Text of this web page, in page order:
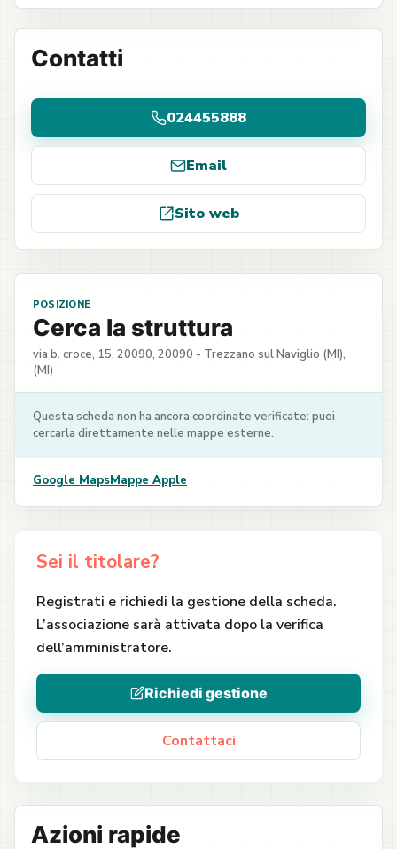
Contatti
024455888
Email
Sito web
POSIZIONE
Cerca la struttura
via b. croce, 15, 20090, 20090 - Trezzano sul Naviglio (MI),
(MI)
Questa scheda non ha ancora coordinate verificate: puoi
cercarla direttamente nelle mappe esterne.
Google MapsMappe Apple
Sei il titolare?
Registrati e richiedi la gestione della scheda.
L’associazione sarà attivata dopo la verifica
dell’amministratore.
Richiedi gestione
Contattaci
Azioni rapide